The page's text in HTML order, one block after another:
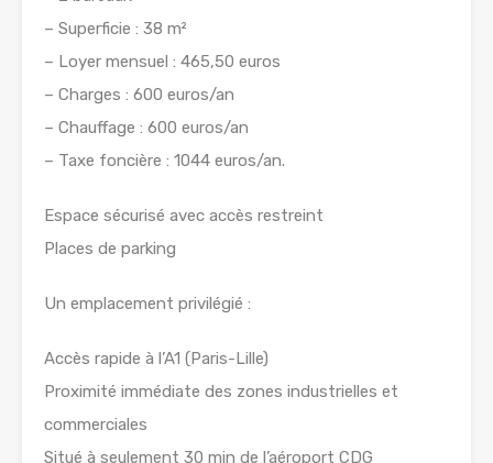
– Superficie : 38 m²
– Loyer mensuel : 465,50 euros
– Charges : 600 euros/an
– Chauffage : 600 euros/an
– Taxe foncière : 1044 euros/an.
Espace sécurisé avec accès restreint
Places de parking
Un emplacement privilégié :
Accès rapide à l’A1 (Paris-Lille)
Proximité immédiate des zones industrielles et
commerciales
Situé à seulement 30 min de l’aéroport CDG